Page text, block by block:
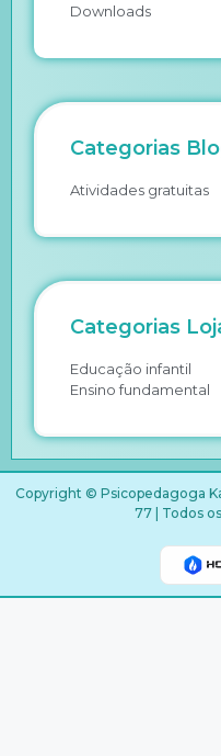
Downloads
Categorias
Atividades gratuitas
Categorias
Educação infantil
Ensino fundamental
Copyright © Psicopedagoga
77 | Todos